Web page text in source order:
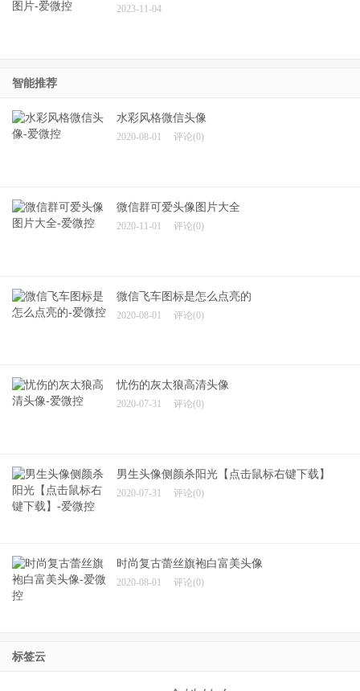
2023-11-04
智能推荐
水彩风格微信头像
2020-08-01 评论(0)
微信群可爱头像图片大全
2020-11-01 评论(0)
微信飞车图标是怎么点亮的
2020-08-01 评论(0)
忧伤的灰太狼高清头像
2020-07-31 评论(0)
男生头像侧颜杀阳光【点击鼠标右键下载】
2020-07-31 评论(0)
时尚复古蕾丝旗袍白富美头像
2020-08-01 评论(0)
标签云